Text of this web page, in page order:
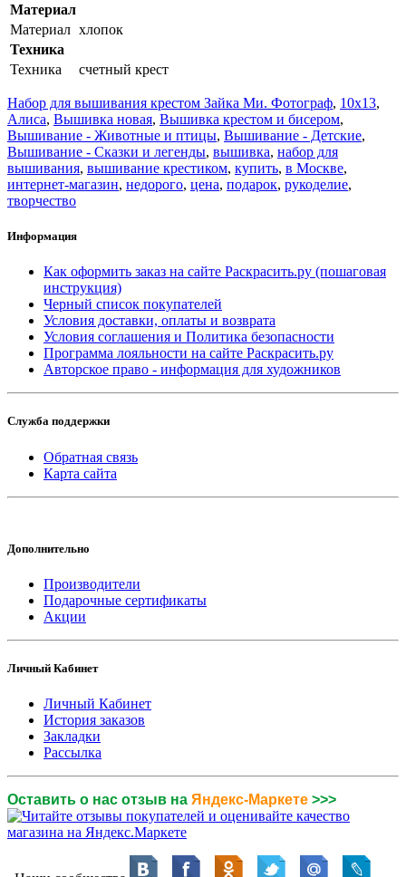
Материал
Материал хлопок
Техника
Техника
счетный крест
Набор для вышивания крестом Зайка Ми. Фотограф, 10x13,
Алиса, Вышивка новая, Вышивка крестом и бисером,
Вышивание - Животные и птицы, Вышивание - Детские,
Вышивание - Сказки и легенды, вышивка, набор для
вышивания, вышивание крестиком, купить, в Москве,
интернет-магазин, недорого, цена, подарок, рукоделие,
творчество
Информация
Как оформить заказ на сайте Раскрасить.ру (пошаговая
инструкция)
Черный список покупателей
Условия доставки, оплаты и возврата
Условия соглашения и Политика безопасности
Программа лояльности на сайте Раскрасить.ру
Авторское право - информация для художников
Служба поддержки
Обратная связь
Карта сайта
Дополнительно
Производители
Подарочные сертификаты
Акции
Личный Кабинет
Личный Кабинет
История заказов
Закладки
Рассылка
Оставить о нас отзыв на Яндекс-Маркете >>>